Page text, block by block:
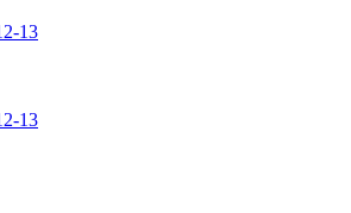
13
13